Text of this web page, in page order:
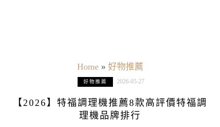
Home» 好物推薦
好物推薦 2026-05-27
【2026】特福調理機推薦8款高評價特福調
理機品牌排行